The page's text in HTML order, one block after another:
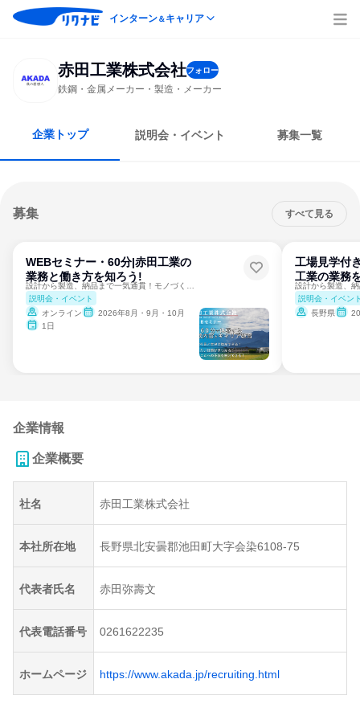
インターン＆キャリア
赤田工業株式会社フォロー
鉄鋼・金属メーカー・製造・メーカー
企業トップ 説明会・イベント 募集一覧
募集 すべて見る
WEBセミナー・60分|赤田工業の
業務と働き方を知ろう!
説明会・イベント
オンライン
2026年8月・9月・10月
1日
工場見学付
工業の業務
説明会・イベン
長野県
企業情報
企業概要
社名 赤田工業株式会社
本社所在地 長野県北安曇郡池田町大字会染6108-75
代表者氏名 赤田弥壽文
代表電話番号 0261622235
ホームページ https://www.akada.jp/recruiting.html